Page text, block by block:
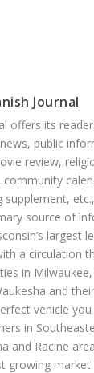
Journal
offers its
public
review,
source of
largest
a circulation
in
and
vehicle
in
and Racine
growing market